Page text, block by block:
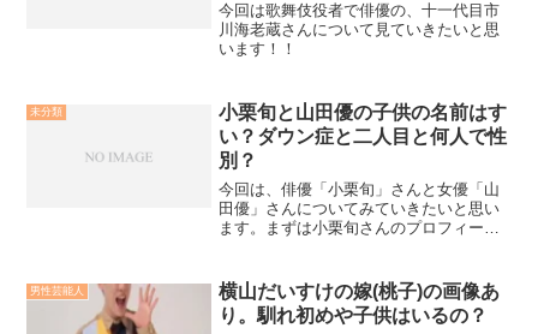
今回は歌舞伎役者で俳優の、十一代目市
川海老蔵さんについて見ていきたいと思
います！！
未分類
小栗旬と山田優の子供の名前はす
い？ダウン症と二人目と何人で性
別？
今回は、俳優「小栗旬」さんと女優「山
田優」さんについてみていきたいと思い
ます。まずは小栗旬さんのプロフィール
「小栗哲家」さん、兄は、以前俳優をし
ていた「小栗了」...
男性芸能人
横山だいすけの嫁(桃子)の画像あ
り。馴れ初めや子供はいるの？